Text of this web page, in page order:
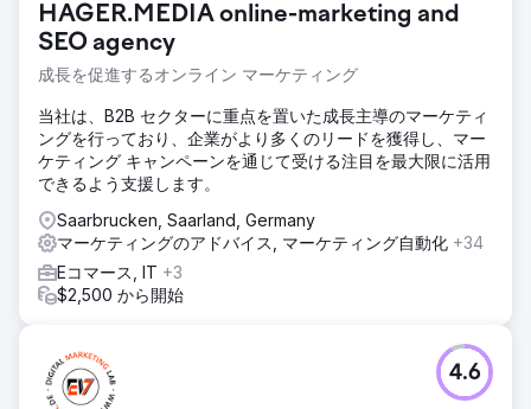
HAGER.MEDIA online-marketing and
SEO agency
成長を促進するオンライン マーケティング
当社は、B2B セクターに重点を置いた成長主導のマーケティ
ングを行っており、企業がより多くのリードを獲得し、マー
ケティング キャンペーンを通じて受ける注目を最大限に活用
できるよう支援します。
Saarbrucken, Saarland, Germany
マーケティングのアドバイス, マーケティング自動化 +34
Eコマース, IT +3
$2,500 から開始
4.6